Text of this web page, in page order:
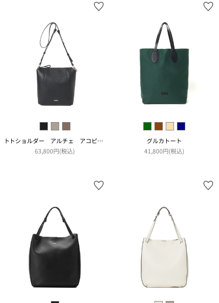
トトショルダー アルチェ アコピアート
63,800円(税込)
グルカトート
41,800円(税込)